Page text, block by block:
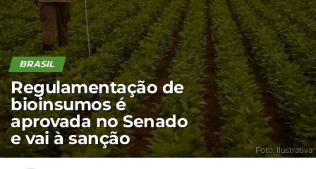
BRASIL
Regulamentação de
bioinsumos é
aprovada no Senado
e vai à sanção
Foto: Ilustrativa